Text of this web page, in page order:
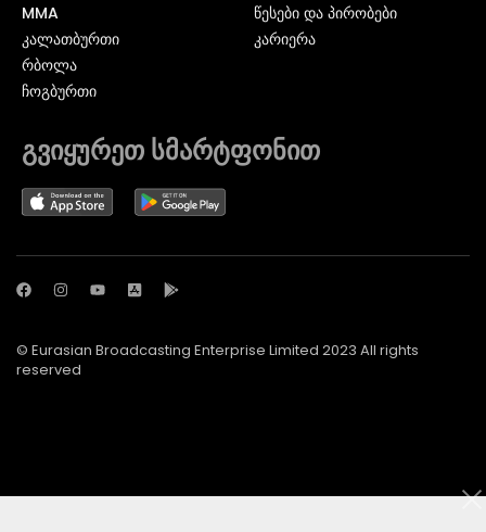
MMA
ᲙᲐᲚᲐᲗᲑᲣᲠᲗᲘ
ᲠᲑᲝᲚᲐ
ᲩᲝᲒᲑᲣᲠᲗᲘ
წესები და პირობები
კარიერა
გვიყურეთ სმარტფონით
© Eurasian Broadcasting Enterprise Limited 2023 All rights
reserved